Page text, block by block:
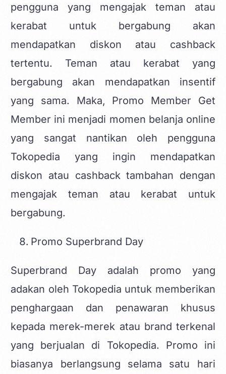
pengguna yang mengajak teman atau
kerabat untuk bergabung akan
mendapatkan diskon atau cashback
tertentu. Teman atau kerabat yang
bergabung akan mendapatkan insentif
yang sama. Maka, Promo Member Get
Member ini menjadi momen belanja online
yang sangat nantikan oleh pengguna
Tokopedia yang ingin mendapatkan
diskon atau cashback tambahan dengan
mengajak teman atau kerabat untuk
bergabung.
Promo Superbrand Day
Superbrand Day adalah promo yang
adakan oleh Tokopedia untuk memberikan
penghargaan dan penawaran khusus
kepada merek-merek atau brand terkenal
yang berjualan di Tokopedia. Promo ini
biasanya berlangsung selama satu hari